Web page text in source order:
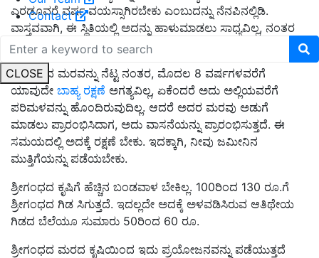
Contact
CLOSE
ಎರಡೂವರೆ ವರ್ಷ ವಯಸ್ಸಾಗಿರಬೇಕು ಎಂಬುದನ್ನು ನೆನಪಿನಲ್ಲಿಡಿ.
ವಾಸ್ತವವಾಗಿ, ಈ ಸ್ಥಿತಿಯಲ್ಲಿ ಅದನ್ನು ಹಾಳುಮಾಡಲು ಸಾಧ್ಯವಿಲ್ಲ, ನಂತರ
ನೀವು ಅದನ್ನು ಯಾವುದೇ ಋತುವಿನಲ್ಲಿ ಅನ್ವಯಿಸಬಹುದು.
ಶ್ರೀಗಂಧದ ಮರವನ್ನು ನೆಟ್ಟ ನಂತರ, ಮೊದಲ 8 ವರ್ಷಗಳವರೆಗೆ
ಯಾವುದೇ ಬಾಹ್ಯ ರಕ್ಷಣೆ ಅಗತ್ಯವಿಲ್ಲ, ಏಕೆಂದರೆ ಅದು ಅಲ್ಲಿಯವರೆಗೆ
ಪರಿಮಳವನ್ನು ಹೊಂದಿರುವುದಿಲ್ಲ. ಆದರೆ ಅದರ ಮರವು ಅಡುಗೆ
ಮಾಡಲು ಪ್ರಾರಂಭಿಸಿದಾಗ, ಅದು ವಾಸನೆಯನ್ನು ಪ್ರಾರಂಭಿಸುತ್ತದೆ. ಈ
ಸಮಯದಲ್ಲಿ ಅದಕ್ಕೆ ರಕ್ಷಣೆ ಬೇಕು. ಇದಕ್ಕಾಗಿ, ನೀವು ಜಮೀನಿನ
ಮುತ್ತಿಗೆಯನ್ನು ಪಡೆಯಬೇಕು.
ಶ್ರೀಗಂಧದ ಕೃಷಿಗೆ ಹೆಚ್ಚಿನ ಬಂಡವಾಳ ಬೇಕಿಲ್ಲ. 100ರಿಂದ 130 ರೂ.ಗೆ
ಶ್ರೀಗಂಧದ ಗಿಡ ಸಿಗುತ್ತದೆ. ಇದಲ್ಲದೇ ಅದಕ್ಕೆ ಅಳವಡಿಸಿರುವ ಆತಿಥೇಯ
ಗಿಡದ ಬೆಲೆಯೂ ಸುಮಾರು 50ರಿಂದ 60 ರೂ.
ಶ್ರೀಗಂಧದ ಮರದ ಕೃಷಿಯಿಂದ ಇದು ಪ್ರಯೋಜನವನ್ನು ಪಡೆಯುತ್ತದೆ